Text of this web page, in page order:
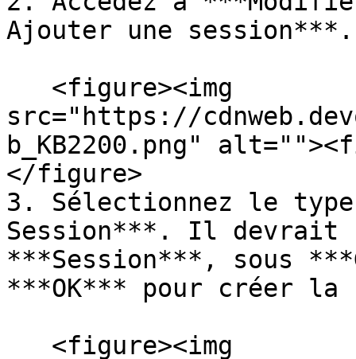
Ajouter une session***.
src="https://
b_KB2200.png"
</figure>
3. Sélectionnez le
Session***. Il devrait
***Session***, sous
***OK*** pour créer la